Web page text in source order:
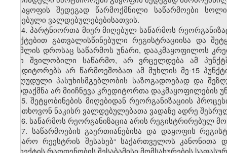
გაყოფის შედეგად წარმოქმნილი საწარმოები
არსებული ვალდებულებებისათვის.
14. პარტნიორთა მიერ მიღებულ საწარმოს
პუნქტებით გათვალისწინებული რეგისტრაციისა და
რომლის დროსაც საწარმოს უნარი, დააკმაყოფილოს
იანი შვილობილი საწარმო, არ ვრცელდება ამ
კრედიტორებს არ წარმოეშობათ ამ მუხლის მე-15
შეზღუდული პასუხისმგებლობის საზოგადოებად და
გარდაქმნა არ მიიჩნევა კრედიტორთა დაკმაყოფილების
15. შეტყობინების მიღებიდან რეორგანიზაციის
მოსთხოვონ ნაკისრ ვალდებულებათა ვადაზე ადრე
16. საწარმოს რეორგანიზაცია არის რეგისტრირებულ
17. საწარმოების გაერთიანებისა და დაყოფის
„საჯარო რეესტრის შესახებ“ საქართველოს
სუბიექტის რაოდენობის შესაბამისი მომსახურების